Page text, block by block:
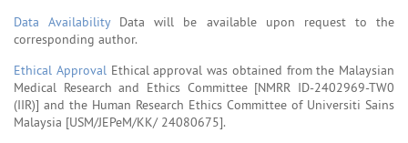
Data AvailabilityData will be available upon request to the
corresponding author.
Ethical ApprovalEthical approval was obtained from the Malaysian
Medical Research and Ethics Committee [NMRR ID-2402969-TW0
(IIR)] and the Human Research Ethics Committee of Universiti Sains
Malaysia [USM/JEPeM/KK/ 24080675].